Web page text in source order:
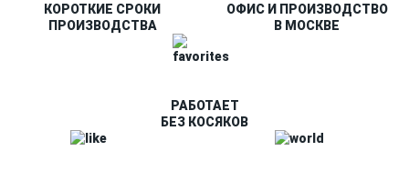
КОРОТКИЕ СРОКИ
ПРОИЗВОДСТВА
ОФИС И ПРОИЗВОДСТВО
В МОСКВЕ
РАБОТАЕТ
БЕЗ КОСЯКОВ